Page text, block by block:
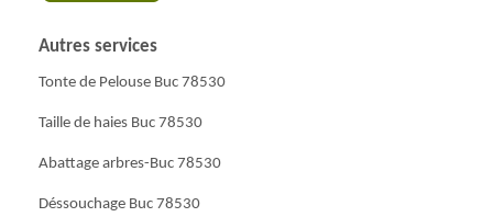
Autres services
Tonte de Pelouse Buc 78530
Taille de haies Buc 78530
Abattage arbres-Buc 78530
Déssouchage Buc 78530